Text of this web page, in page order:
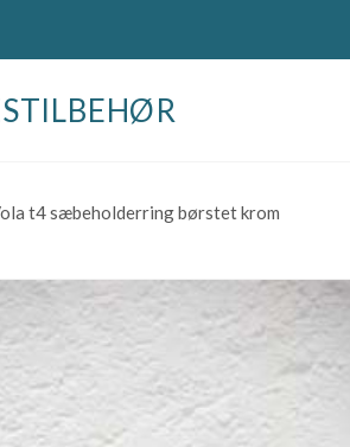
t4 sæbeholderring børstet krom